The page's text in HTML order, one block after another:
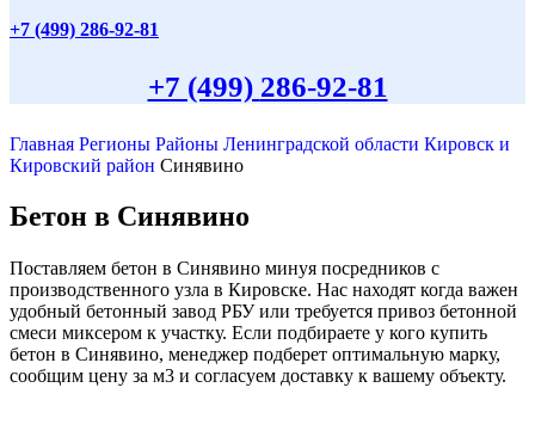
+7 (499) 286-92-81
+7 (499) 286-92-81
Главная Регионы Районы Ленинградской области Кировск и
Кировский район Синявино
Бетон в Синявино
Поставляем бетон в Синявино минуя посредников с
производственного узла в Кировске. Нас находят когда важен
удобный бетонный завод РБУ или требуется привоз бетонной
смеси миксером к участку. Если подбираете у кого купить
бетон в Синявино, менеджер подберет оптимальную марку,
сообщим цену за м3 и согласуем доставку к вашему объекту.